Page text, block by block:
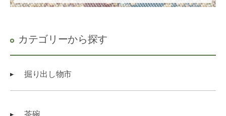
カテゴリーから探す
掘り出し物市
茶碗